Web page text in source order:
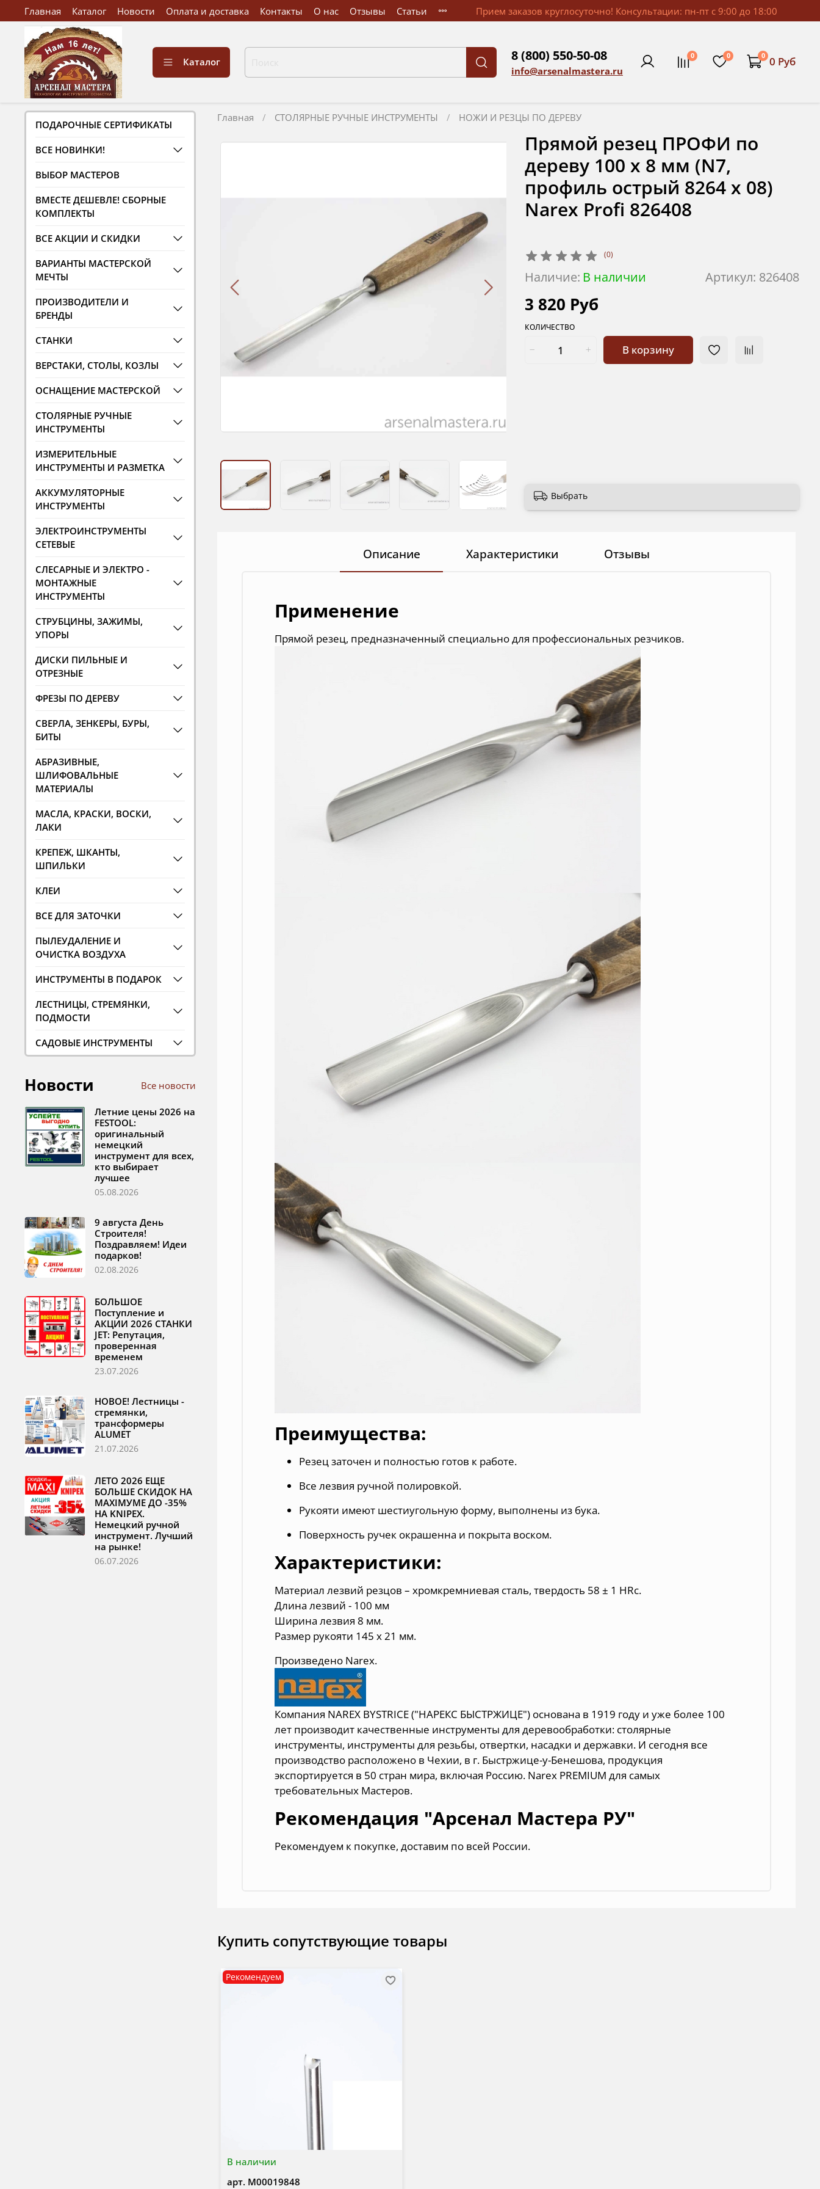
Главная Каталог Новости Оплата и доставка Контакты О нас Отзывы Статьи Прием заказов круглосуточно! Консультации: пн-пт с 9:00 до 18:00
Каталог 8 (800) 550-50-08
info@arsenalmastera.ru
0 0 0 0 Руб
Главная СТОЛЯРНЫЕ РУЧНЫЕ ИНСТРУМЕНТЫ НОЖИ И РЕЗЦЫ ПО ДЕРЕВУ
(0)
Артикул: 826408
Наличие: В наличии
Прямой резец ПРОФИ по
дереву 100 х 8 мм (N7,
профиль острый 8264 х 08)
Narex Profi 826408
3 820 Руб
КОЛИЧЕСТВО
В корзину
Выбрать
Описание Характеристики Отзывы
Применение
Прямой резец, предназначенный специально для профессиональных резчиков.
Преимущества:
Резец заточен и полностью готов к работе.
Все лезвия ручной полировкой.
Рукояти имеют шестиугольную форму, выполнены из бука.
Поверхность ручек окрашенна и покрыта воском.
Характеристики:
Материал лезвий резцов – хромкремниевая сталь, твердость 58 ± 1 HRc.
Длина лезвий - 100 мм
Ширина лезвия 8 мм.
Размер рукояти 145 х 21 мм.
Произведено Narex.
Компания NAREX BYSTRICE ("НАРЕКС БЫСТРЖИЦЕ") основана в 1919 году и уже более 100
лет производит качественные инструменты для деревообработки: столярные
инструменты, инструменты для резьбы, отвертки, насадки и державки. И сегодня все
производство расположено в Чехии, в г. Быстржице-у-Бенешова, продукция
экспортируется в 50 стран мира, включая Россию. Narex PREMIUM для самых
требовательных Мастеров.
Рекомендация "Арсенал Мастера РУ"
Рекомендуем к покупке, доставим по всей России.
Купить сопутствующие товары
В наличии
Рекомендуем
арт. М00019848
ПОДАРОЧНЫЕ СЕРТИФИКАТЫ
ВСЕ НОВИНКИ!
ВЫБОР МАСТЕРОВ
ВМЕСТЕ ДЕШЕВЛЕ! СБОРНЫЕ
КОМПЛЕКТЫ
ВСЕ АКЦИИ И СКИДКИ
ВАРИАНТЫ МАСТЕРСКОЙ
МЕЧТЫ
ПРОИЗВОДИТЕЛИ И
БРЕНДЫ
СТАНКИ
ВЕРСТАКИ, СТОЛЫ, КОЗЛЫ
ОСНАЩЕНИЕ МАСТЕРСКОЙ
СТОЛЯРНЫЕ РУЧНЫЕ
ИНСТРУМЕНТЫ
ИЗМЕРИТЕЛЬНЫЕ
ИНСТРУМЕНТЫ И РАЗМЕТКА
АККУМУЛЯТОРНЫЕ
ИНСТРУМЕНТЫ
ЭЛЕКТРОИНСТРУМЕНТЫ
СЕТЕВЫЕ
СЛЕСАРНЫЕ И ЭЛЕКТРО -
МОНТАЖНЫЕ
ИНСТРУМЕНТЫ
СТРУБЦИНЫ, ЗАЖИМЫ,
УПОРЫ
ДИСКИ ПИЛЬНЫЕ И
ОТРЕЗНЫЕ
ФРЕЗЫ ПО ДЕРЕВУ
СВЕРЛА, ЗЕНКЕРЫ, БУРЫ,
БИТЫ
АБРАЗИВНЫЕ,
ШЛИФОВАЛЬНЫЕ
МАТЕРИАЛЫ
МАСЛА, КРАСКИ, ВОСКИ,
ЛАКИ
КРЕПЕЖ, ШКАНТЫ,
ШПИЛЬКИ
КЛЕИ
ВСЕ ДЛЯ ЗАТОЧКИ
ПЫЛЕУДАЛЕНИЕ И
ОЧИСТКА ВОЗДУХА
ИНСТРУМЕНТЫ В ПОДАРОК
ЛЕСТНИЦЫ, СТРЕМЯНКИ,
ПОДМОСТИ
САДОВЫЕ ИНСТРУМЕНТЫ
Новости Все новости
Летние цены 2026 на
FESTOOL:
оригинальный
немецкий
инструмент для всех,
кто выбирает
лучшее
05.08.2026
9 августа День
Строителя!
Поздравляем! Идеи
подарков!
02.08.2026
БОЛЬШОЕ
Поступление и
АКЦИИ 2026 СТАНКИ
JET: Репутация,
проверенная
временем
23.07.2026
НОВОЕ! Лестницы -
стремянки,
трансформеры
ALUMET
21.07.2026
ЛЕТО 2026 ЕЩЕ
БОЛЬШЕ СКИДОК НА
MAXIМУМЕ ДО -35%
НА KNIPEX.
Немецкий ручной
инструмент. Лучший
на рынке!
06.07.2026